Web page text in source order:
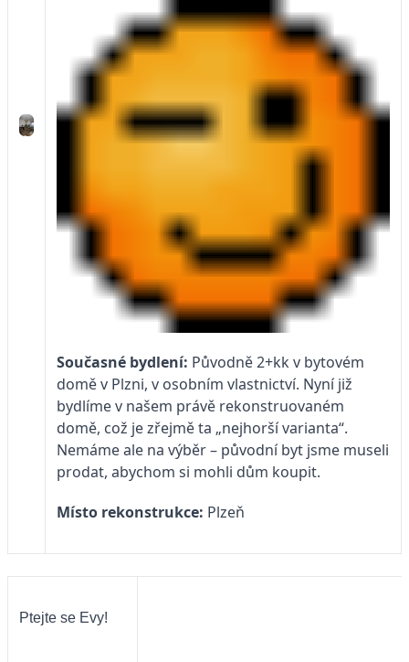
Současné bydlení: Původně 2+kk v bytovém
domě v Plzni, v osobním vlastnictví. Nyní již
bydlíme v našem právě rekonstruovaném
domě, což je zřejmě ta „nejhorší varianta“.
Nemáme ale na výběr – původní byt jsme museli
prodat, abychom si mohli dům koupit.
Místo rekonstrukce: Plzeň
Ptejte se Evy!